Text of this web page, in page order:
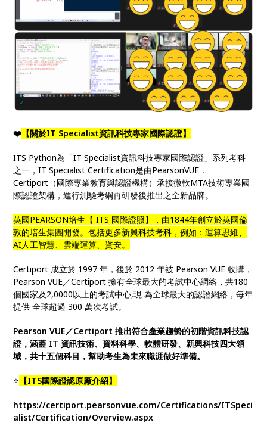
❤️ 【關於IT Specialist資訊科技專家國際認證】
ITS Python為「IT Specialist資訊科技專家國際認證」系列考科
之一，IT Specialist Certification是由PearsonVUE．
Certiport（國際專業教育與認證機構）承接微軟MTA技術專業國
際認證架構，進行測驗考綱再研發後推出之全新品牌。
英國PEARSON培生【 ITS 國際證照】，由1844年創立於英國倫
敦的培生集團開發。包括更多新興科技考科，例如：運算思維、
AI人工智慧、雲端運算、資安。
Certiport 成立於 1997 年，後於 2012 年被 Pearson VUE 收購，
Pearson VUE／Certiport 擁有全球最大的考試中心網絡，共180
個國家及2,0000以上的考試中心,現 為全球最大的認證網絡，每年
提供 全球超過 300 萬次考試。
Pearson VUE／Certiport 推出符合產業趨勢的初階資訊科技認
證，涵蓋 IT 資訊技術、資料科學、軟體研發、新興科技四大領
域，共十五個科目，幫助考生為未來職涯做好準備。
⭐ 【ITS國際證認原廠介紹】
https://certiport.pearsonvue.com/Certifications/ITSpeci
alist/Certification/Overview.aspx